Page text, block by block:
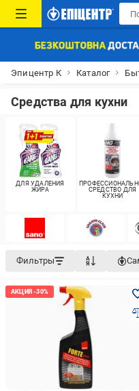
Эпицентр К Каталог
Средства для кухни
ДЛЯ УДАЛЕНИЯ
ЖИРА
СРЕДСТВО ДЛЯ
КУХНИ
Фильтры